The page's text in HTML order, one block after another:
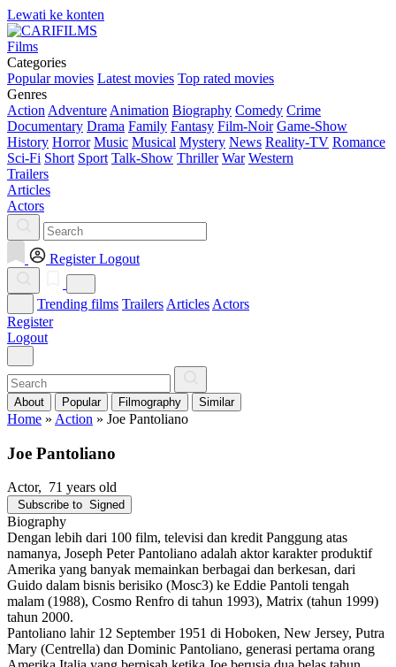
Lewati ke konten
Films
Categories
Popular movies Latest movies Top rated movies
Genres
Action Adventure Animation Biography Comedy Crime
Documentary Drama Family Fantasy Film-Noir Game-Show
History Horror Music Musical Mystery News Reality-TV Romance
Sci-Fi Short Sport Talk-Show Thriller War Western
Trailers
Articles
Actors
Register Logout
Trending films Trailers Articles Actors
Register
Logout
About Popular Filmography Similar
Home » Action » Joe Pantoliano
Joe Pantoliano
Actor, 71 years old
Subscribe to Signed
Biography
Dengan lebih dari 100 film, televisi dan kredit Panggung atas
namanya, Joseph Peter Pantoliano adalah aktor karakter produktif
Amerika yang banyak memainkan berbagai dan berkesan, dari
Guido dalam bisnis berisiko (Mosc3) ke Eddie Pantoli tengah
malam (1988), Cosmo Renfro di tahun 1993), Matrix (tahun 1999)
tahun 2000.
Pantoliano lahir 12 September 1951 di Hoboken, New Jersey, Putra
Mary (Centrella) dan Dominic Pantoliano, generasi pertama orang